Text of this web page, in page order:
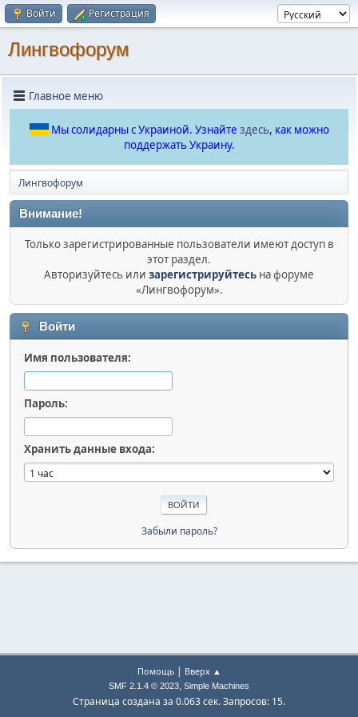
Войти Регистрация
Лингвофорум
Главное меню
Мы солидарны с Украиной. Узнайте здесь, как можно
поддержать Украину.
Лингвофорум
Внимание!
Только зарегистрированные пользователи имеют доступ в
этот раздел.
Авторизуйтесь или зарегистрируйтесь на форуме
«Лингвофорум».
Войти
Имя пользователя:
Пароль:
Хранить данные входа:
Забыли пароль?
Помощь| Вверх ▲
SMF 2.1.4 © 2023, Simple Machines
Страница создана за 0.063 сек. Запросов: 15.